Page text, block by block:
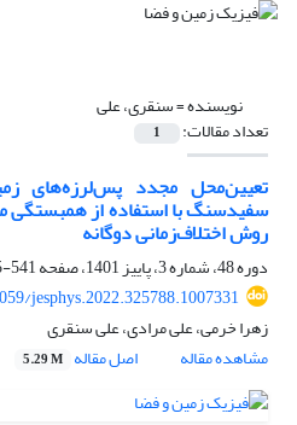
نویسنده =سنقری، علی
تعداد مقالات: 1
سفیدسنگ با استفاده از همبستگی
روش اختلاف‌زمانی دوگانه
دوره 48، شماره 3، پاییز 1401، صفحه
541-555
jesphys.2022.325788.1007331
زهرا خرمی، علی مرادی، علی سنقری
مشاهده مقاله
اصل مقاله 5.29 M